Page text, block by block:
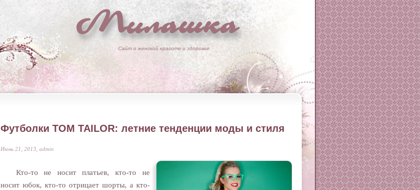
Милашка
Сайт о женской красоте и здоровье
Футболки TOM TAILOR: летние тенденции моды и стиля
Июнь 21, 2013, admin
Кто-то не носит платьев, кто-то не
носит юбок, кто-то отрицает шорты, а кто-